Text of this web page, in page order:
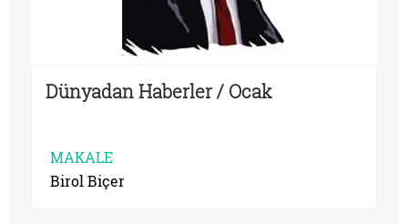
Dünyadan Haberler / Ocak
MAKALE
Birol Biçer